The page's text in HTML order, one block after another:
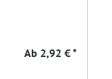
Ab 2,92 € *